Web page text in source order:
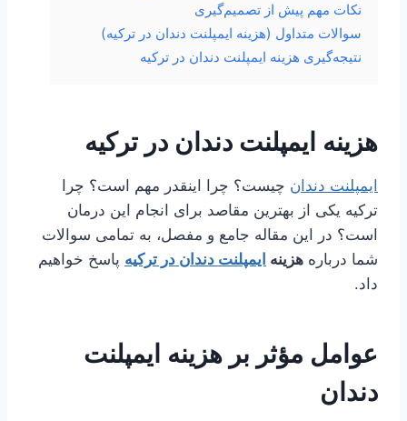
نکات مهم پیش از تصمیم‌گیری
سوالات متداول (هزینه ایمپلنت دندان در ترکیه)
نتیجه‌گیری هزینه ایمپلنت دندان در ترکیه
هزینه ایمپلنت دندان در ترکیه
ایمپلنت دندان چیست؟ چرا اینقدر مهم است؟ چرا
ترکیه یکی از بهترین مقاصد برای انجام این درمان
است؟ در این مقاله جامع و مفصل، به تمامی سوالات
شما درباره هزینه ایمپلنت دندان در ترکیه پاسخ خواهیم
داد.
عوامل مؤثر بر هزینه ایمپلنت
دندان